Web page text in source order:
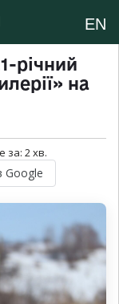
EN
річний
на
за: 2хв.
Google